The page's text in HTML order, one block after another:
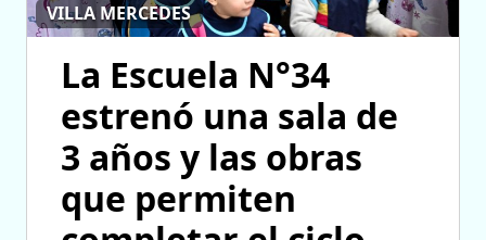
VILLA MERCEDES
La Escuela N°34
estrenó una sala de
3 años y las obras
que permiten